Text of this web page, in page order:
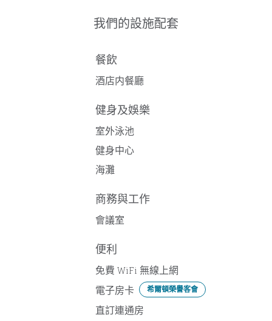
我們的設施配套
餐飲
酒店内餐廳
健身及娛樂
室外泳池
健身中心
海灘
商務與工作
會議室
便利
免費 WiFi 無線上網
電子房卡
希爾頓榮譽客會
直訂連通房